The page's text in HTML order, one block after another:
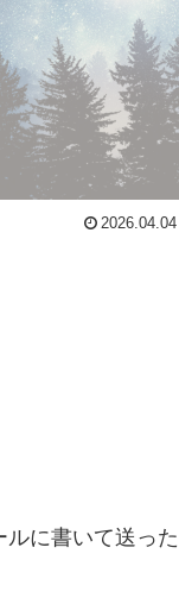
2026.04.04
に書いて送った